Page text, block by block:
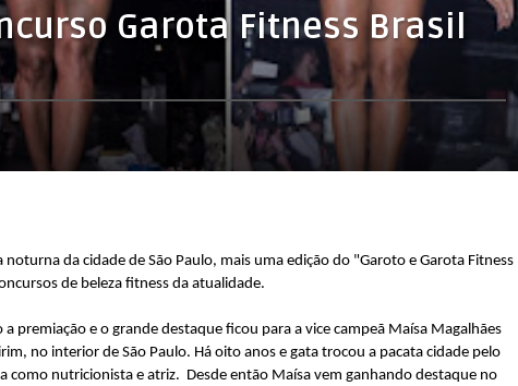
Garota Fitness Brasil
da cidade de São Paulo, mais uma edição do "Garoto e Garota Fitness
de beleza fitness da atualidade.
premiação e o grande destaque ficou para a vice campeã Maísa Magalhães
no interior de São Paulo. Há oito anos e gata trocou a pacata cidade pelo
como nutricionista e atriz. Desde então Maísa vem ganhando destaque no